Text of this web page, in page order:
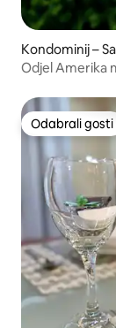
Kondominij –
Odjel Amerika
Odabrali gosti
Odabrali gosti